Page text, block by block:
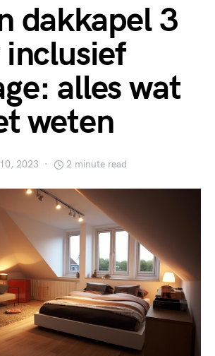
dakkapel 3
alles wat
weten
2023 2 minute read